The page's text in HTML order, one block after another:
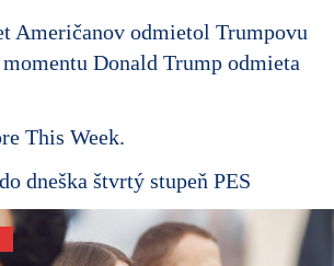
Američanov odmietol Trumpovu
Donald Trump odmieta
This Week.
dneška štvrtý stupeň PES